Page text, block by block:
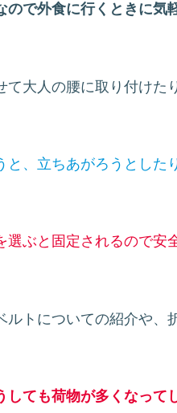
で外食に行くときに気
大人の腰に取り付けた
、立ちあがろうとした
ぶと固定されるので安
トについての紹介や、
ても荷物が多くなって